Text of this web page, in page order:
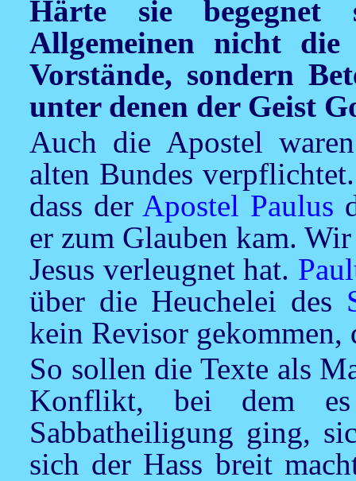
Härte sie
Allgemeinen nicht die
Vorstände, sondern
unter denen der Geist
Auch die Apostel
alten Bundes
dass der Apostel Paulus
er zum Glauben kam.
Jesus verleugnet hat.
über die Heuchelei des
kein Revisor gekommen,
So sollen die Texte als
Konflikt, bei dem
Sabbatheiligung ging,
sich der Hass breit